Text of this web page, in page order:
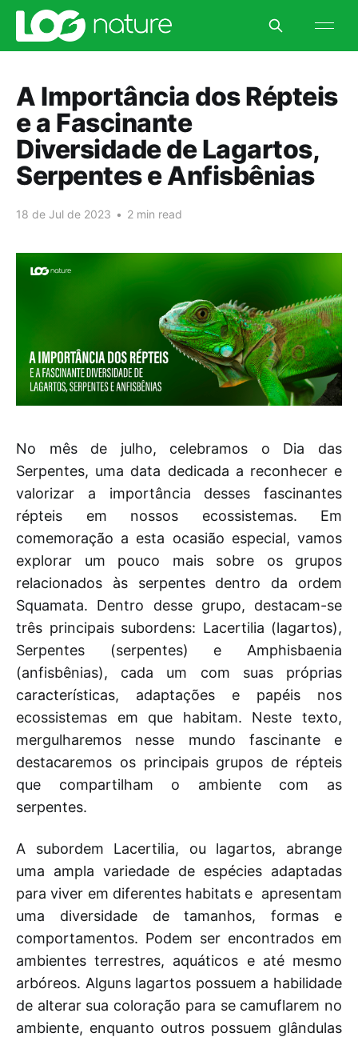
A Importância dos Répteis
e a Fascinante
Diversidade de Lagartos,
Serpentes e Anfisbênias
18 de Jul de 2023 • 2 min read
No mês de julho, celebramos o Dia das
Serpentes, uma data dedicada a reconhecer e
valorizar a importância desses fascinantes
répteis em nossos ecossistemas. Em
comemoração a esta ocasião especial, vamos
explorar um pouco mais sobre os grupos
relacionados às serpentes dentro da ordem
Squamata. Dentro desse grupo, destacam-se
três principais subordens: Lacertilia (lagartos),
Serpentes (serpentes) e Amphisbaenia
(anfisbênias), cada um com suas próprias
características, adaptações e papéis nos
ecossistemas em que habitam. Neste texto,
mergulharemos nesse mundo fascinante e
destacaremos os principais grupos de répteis
que compartilham o ambiente com as
serpentes.
A subordem Lacertilia, ou lagartos, abrange
uma ampla variedade de espécies adaptadas
para viver em diferentes habitats e apresentam
uma diversidade de tamanhos, formas e
comportamentos. Podem ser encontrados em
ambientes terrestres, aquáticos e até mesmo
arbóreos. Alguns lagartos possuem a habilidade
de alterar sua coloração para se camuflarem no
ambiente, enquanto outros possuem glândulas